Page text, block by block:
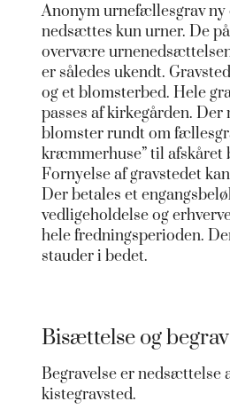
Anonym urnefællesgrav ny
nedsættes kun urner. De
overvære
er således ukendt.
og et blomsterbed. Hele
passes af kirkegården. Der
blomster rundt om
kræmmerhuse” til afskåret
Fornyelse af gravstedet
Der betales et
vedligeholdelse og
hele fredningsperioden.
stauder i bedet.
Bisættelse og
Begravelse er nedsættelse
kistegravsted.